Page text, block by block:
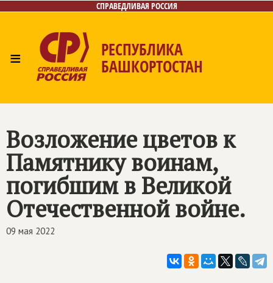
СПРАВЕДЛИВАЯ РОССИЯ
≡ РЕСПУБЛИКА
БАШКОРТОСТАН
Возложение цветов к
Памятнику воинам,
погибшим в Великой
Отечественной войне.
09 мая 2022